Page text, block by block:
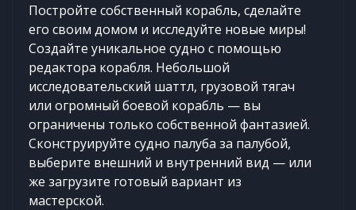
Постройте собственный корабль, сделайте
его своим домом и исследуйте новые миры!
Создайте уникальное судно с помощью
редактора корабля. Небольшой
исследовательский шаттл, грузовой тягач
или огромный боевой корабль — вы
ограничены только собственной фантазией.
Сконструируйте судно палуба за палубой,
выберите внешний и внутренний вид — или
же загрузите готовый вариант из
мастерской.